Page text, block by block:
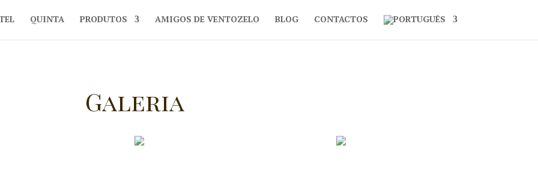
QUINTA PRODUTOS AMIGOS DE VENTOZELO BLOG CONTACTOS
Galeria